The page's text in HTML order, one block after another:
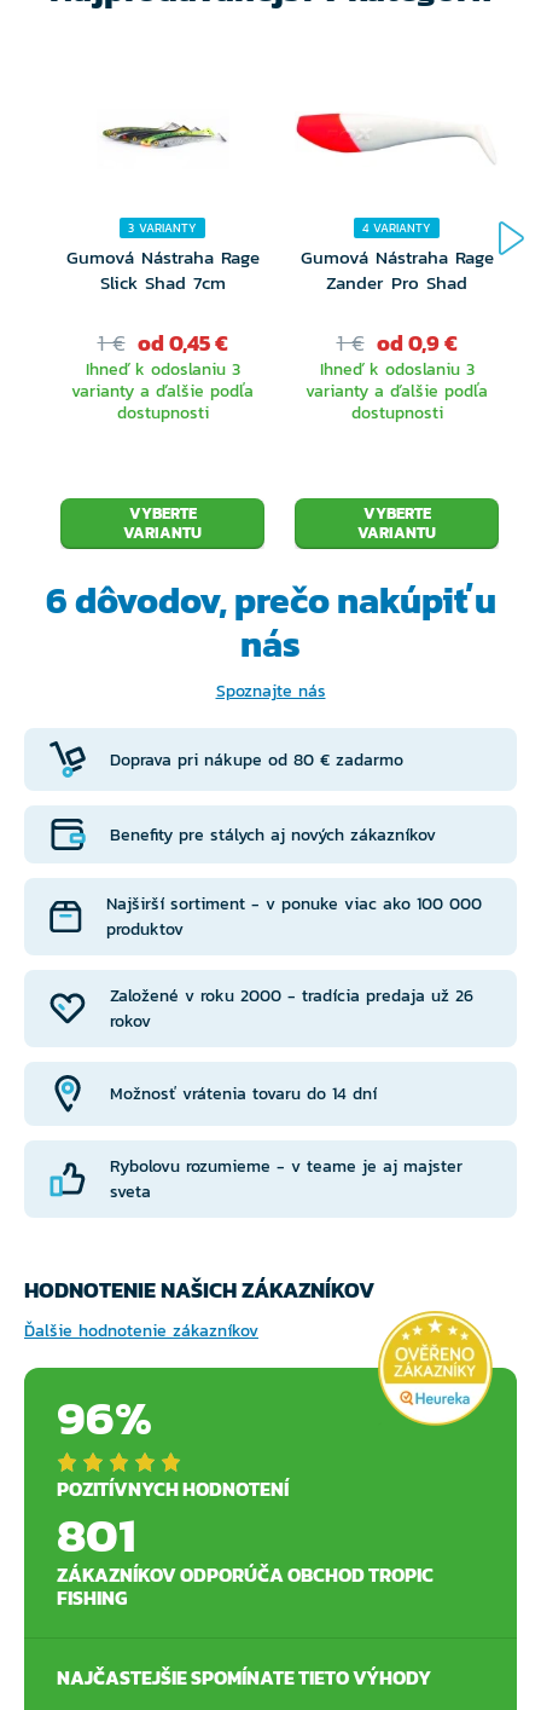
3 VARIANTY
Gumová Nástraha Rage
Slick Shad 7cm
1 € od 0,45 €
Ihneď k odoslaniu 3
varianty a ďalšie podľa
dostupnosti
VYBERTE
VARIANTU
4 VARIANTY
Gumová Nástraha Rage
Zander Pro Shad
1 € od 0,9 €
Ihneď k odoslaniu 3
varianty a ďalšie podľa
dostupnosti
VYBERTE
VARIANTU
6 dôvodov, prečonakúpiť u
nás
Spoznajte nás
Doprava pri nákupe od 80 € zadarmo
Založené v roku 2000 - tradícia predaja už 26
rokov
Benefity pre stálych aj nových zákazníkov
Možnosť vrátenia tovaru do 14 dní
Najširší sortiment - v ponuke viac ako 100 000
produktov
Rybolovu rozumieme - v teame je aj majster
sveta
HODNOTENIE NAŠICH ZÁKAZNÍKOV
Ďalšie hodnotenie zákazníkov
96%
POZITÍVNYCH HODNOTENÍ
801
ZÁKAZNÍKOV ODPORÚČA OBCHOD TROPIC
FISHING
NAJČASTEJŠIE SPOMÍNATE TIETO VÝHODY